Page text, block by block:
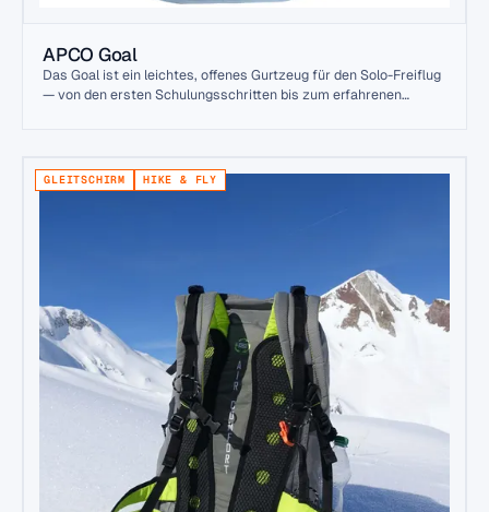
APCO Goal
Das Goal ist ein leichtes, offenes Gurtzeug für den Solo-Freiflug
— von den ersten Schulungsschritten bis zum erfahrenen
GLEITSCHIRM HIKE & FLY